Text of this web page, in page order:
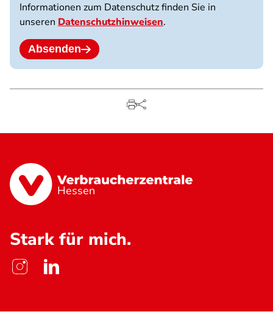
Informationen zum Datenschutz finden Sie in
unseren Datenschutzhinweisen.
Absenden
Hessen
Stark für mich.